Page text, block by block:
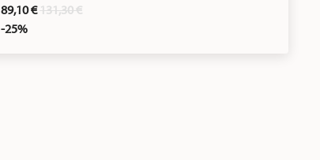
89,10 €Price reduced from
131,30 €to
-25%